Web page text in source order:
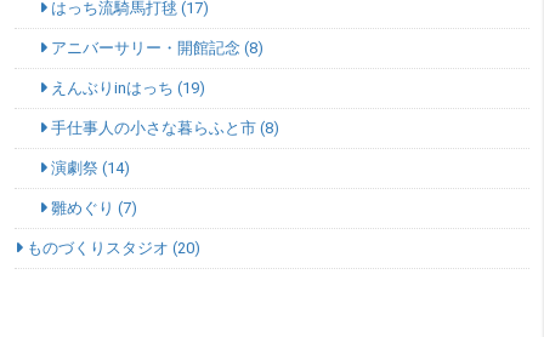
はっち流騎馬打毬 (17)
アニバーサリー・開館記念 (8)
えんぶりinはっち (19)
手仕事人の小さな暮らふと市 (8)
演劇祭 (14)
雛めぐり (7)
ものづくりスタジオ (20)